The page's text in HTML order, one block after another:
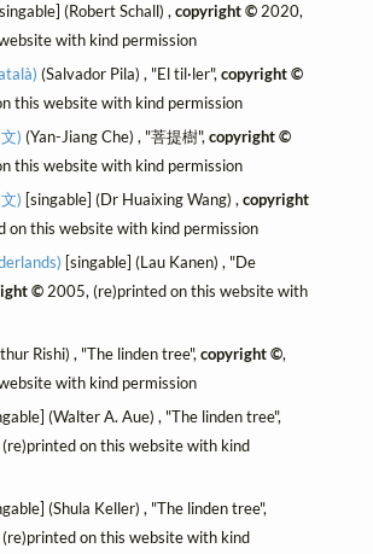
(Robert Schall) ,copyright © 2020,
with kind permission
(Salvador Pila) , "El til·ler",copyright ©
this website with kind permission
) (Yan-Jiang Che) , "菩提樹",copyright ©
this website with kind permission
) [singable] (Dr Huaixing Wang) ,copyright
this website with kind permission
[singable] (Lau Kanen) , "De
©2005, (re)printed on this website with
Rishi) , "The linden tree",copyright ©,
with kind permission
(Walter A. Aue) , "The linden tree",
on this website with kind
(Shula Keller) , "The linden tree",
on this website with kind